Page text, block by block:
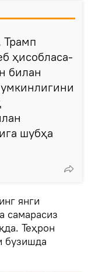
Трамп
ҳисобласа-
билан
шубҳа
янги
самарасиз
Теҳрон
бузишда